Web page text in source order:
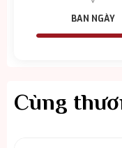
BAN NGÀY
Cùng